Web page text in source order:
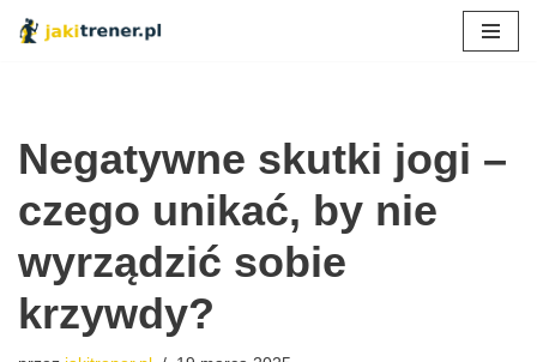
Negatywne skutki jogi –
czego unikać, by nie
wyrządzić sobie
krzywdy?